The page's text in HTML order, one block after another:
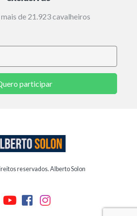
mais de 21.923 cavalheiros
participar
reservados. Alberto Solon